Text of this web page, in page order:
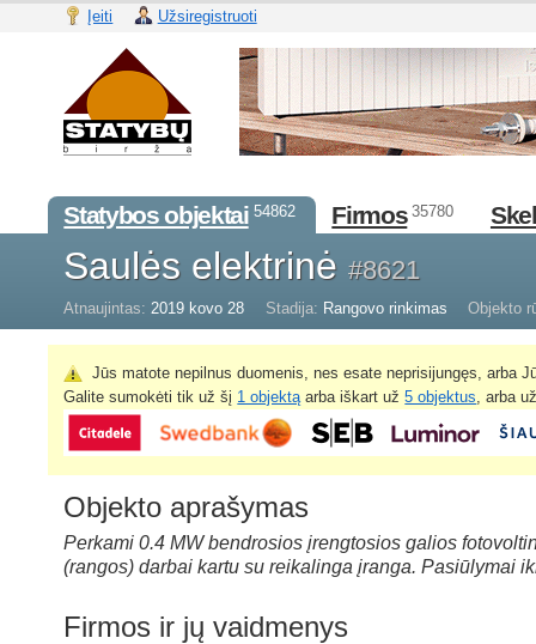
Įeiti Užsiregistruoti
Statybos objektai 54862 Firmos 35780
Saulės elektrinė#8621
Atnaujintas: 2019 kovo 28 Stadija: Rangovo rinkimas Objekto
Jūs matote nepilnus duomenis, nes esate neprisijungęs, arba
Galite sumokėti tik už šį 1 objektą arba iškart už5 objektus , arba
Objekto aprašymas
Perkami 0.4 MW bendrosios įrengtosios galios
(rangos) darbai kartu su reikalinga įranga. Pasiūlymai
Firmos ir jų vaidmenys